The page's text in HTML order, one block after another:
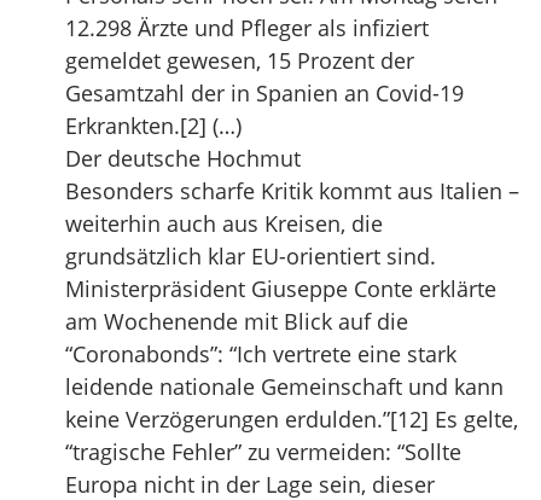
12.298 Ärzte und Pfleger als infiziert
gemeldet gewesen, 15 Prozent der
Gesamtzahl der in Spanien an Covid-19
Erkrankten.[2] (…)
Der deutsche Hochmut
Besonders scharfe Kritik kommt aus Italien –
weiterhin auch aus Kreisen, die
grundsätzlich klar EU-orientiert sind.
Ministerpräsident Giuseppe Conte erklärte
am Wochenende mit Blick auf die
“Coronabonds”: “Ich vertrete eine stark
leidende nationale Gemeinschaft und kann
keine Verzögerungen erdulden.”[12] Es gelte,
“tragische Fehler” zu vermeiden: “Sollte
Europa nicht in der Lage sein, dieser